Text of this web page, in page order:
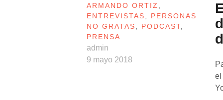
ARMANDO ORTIZ
ENTREVISTAS
PERSONAS
NO GRATAS
PODCAST
PRENSA
admin
9 mayo 2018
el